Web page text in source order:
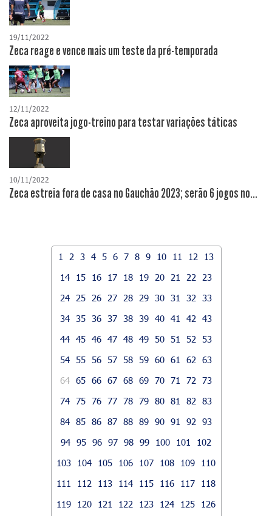
19/11/2022
Zeca reage e vence mais um teste da pré-temporada
12/11/2022
Zeca aproveita jogo-treino para testar variações táticas
10/11/2022
Zeca estreia fora de casa no Gauchão 2023; serão 6 jogos no...
1 2 3 4 5 6 7 8 9 10 11 12
13
14
15 16 17 18 19 20 21 22
23
24
25 26 27 28 29 30 31 32
33
34 35 36 37 38 39 40 41 42
43
44 45 46 47 48 49 50 51 52
53
54 55 56 57 58 59 60 61 62
63
64 65 66 67 68 69 70 71 72
73
74 75 76 77 78 79 80 81 82
83
84 85 86 87 88 89 90 91 92
93
94 95 96 97 98 99 100 101
102
103
104 105 106 107 108 109
110
111
112 113 114 115 116 117
118
119
120 121 122 123 124 125
126